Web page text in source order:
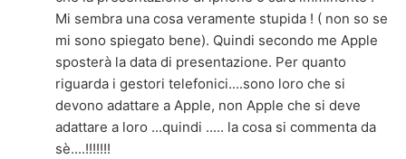
Mi sembra una cosa veramente stupida ! ( non so se
mi sono spiegato bene). Quindi secondo me Apple
sposterà la data di presentazione. Per quanto
riguarda i gestori telefonici....sono loro che si
devono adattare a Apple, non Apple che si deve
adattare a loro ...quindi ..... la cosa si commenta da
sè....!!!!!!!